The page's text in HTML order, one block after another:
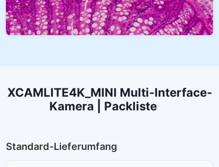
XCAMLITE4K_MINI Multi-Interface-
Kamera | Packliste
Standard-Lieferumfang